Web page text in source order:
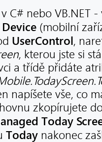
C# nebo VB.NET
(mobilní
UserControl,
, kterou jste si
a třídě přidáte
napíšete vše, co
zkopírujete
Today
Today nakonec